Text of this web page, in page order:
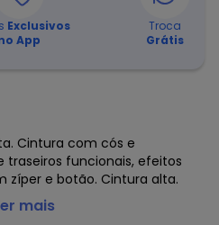
Exclusivos
App
Troca
Grátis
Cintura com cós e
traseiros funcionais, efeitos
zíper e botão. Cintura alta.
Jeans Clara com Destroyed
mais